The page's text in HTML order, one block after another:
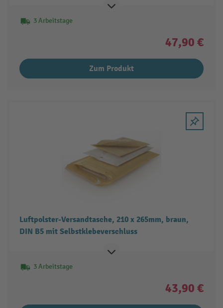
3 Arbeitstage
47,90 €
Zum Produkt
Luftpolster-Versandtasche, 210 x 265mm, braun,
DIN B5 mit Selbstklebeverschluss
3 Arbeitstage
43,90 €